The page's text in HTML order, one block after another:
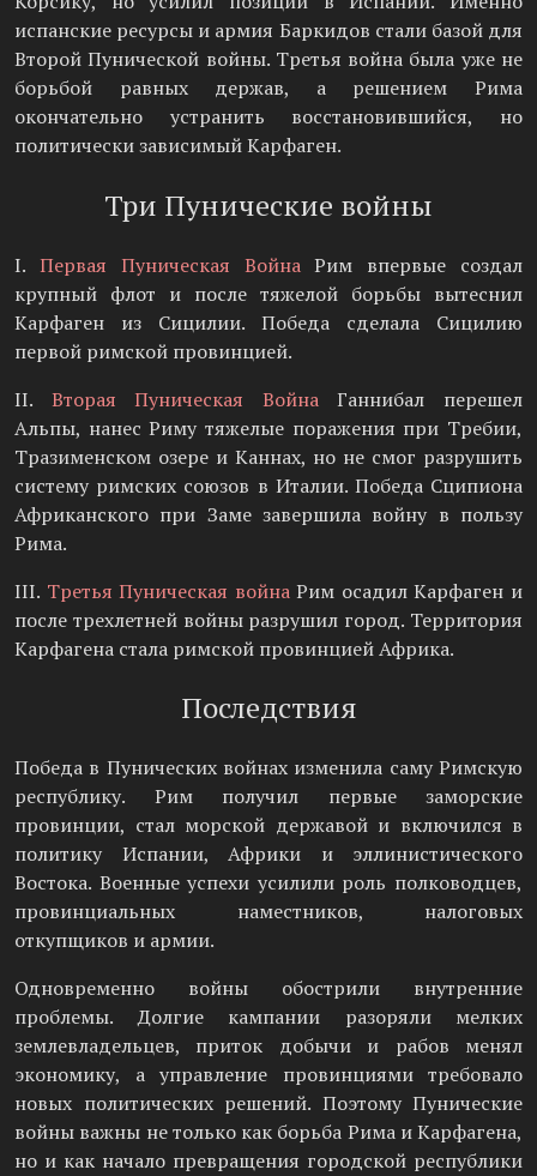
испанские ресурсы и армия Баркидов стали базой для
Второй Пунической войны. Третья война была уже не
борьбой равных держав, а решением Рима
окончательно устранить восстановившийся, но
политически зависимый Карфаген.
Три Пунические войны
I. Первая Пуническая ВойнаРим впервые создал
крупный флот и после тяжелой борьбы вытеснил
Карфаген из Сицилии. Победа сделала Сицилию
первой римской провинцией.
II. Вторая Пуническая ВойнаГаннибал перешел
Альпы, нанес Риму тяжелые поражения при Требии,
Тразименском озере и Каннах, но не смог разрушить
систему римских союзов в Италии. Победа Сципиона
Африканского при Заме завершила войну в пользу
Рима.
III. Третья Пуническая войнаРим осадил Карфаген и
после трехлетней войны разрушил город. Территория
Карфагена стала римской провинцией Африка.
Последствия
Победа в Пунических войнах изменила саму Римскую
республику. Рим получил первые заморские
провинции, стал морской державой и включился в
политику Испании, Африки и эллинистического
Востока. Военные успехи усилили роль полководцев,
провинциальных наместников, налоговых
откупщиков и армии.
Одновременно войны обострили внутренние
проблемы. Долгие кампании разоряли мелких
землевладельцев, приток добычи и рабов менял
экономику, а управление провинциями требовало
новых политических решений. Поэтому Пунические
войны важны не только как борьба Рима и Карфагена,
но и как начало превращения городской республики